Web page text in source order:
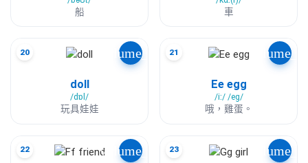
船 車
20 volume_up
doll
/dɒl/
玩具娃娃
21
Ee egg
/iː/ /eɡ/
哦，雞蛋。
22 volume_up 23